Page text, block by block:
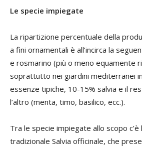
Le specie impiegate
La ripartizione percentuale della
a fini ornamentali è all’incirca la
e rosmarino (più o meno equamente
soprattutto nei giardini mediterranei
essenze tipiche, 10-15% salvia e il
l’altro (menta, timo, basilico, ecc.).
Tra le specie impiegate allo scopo c’è
tradizionale Salvia officinale, che